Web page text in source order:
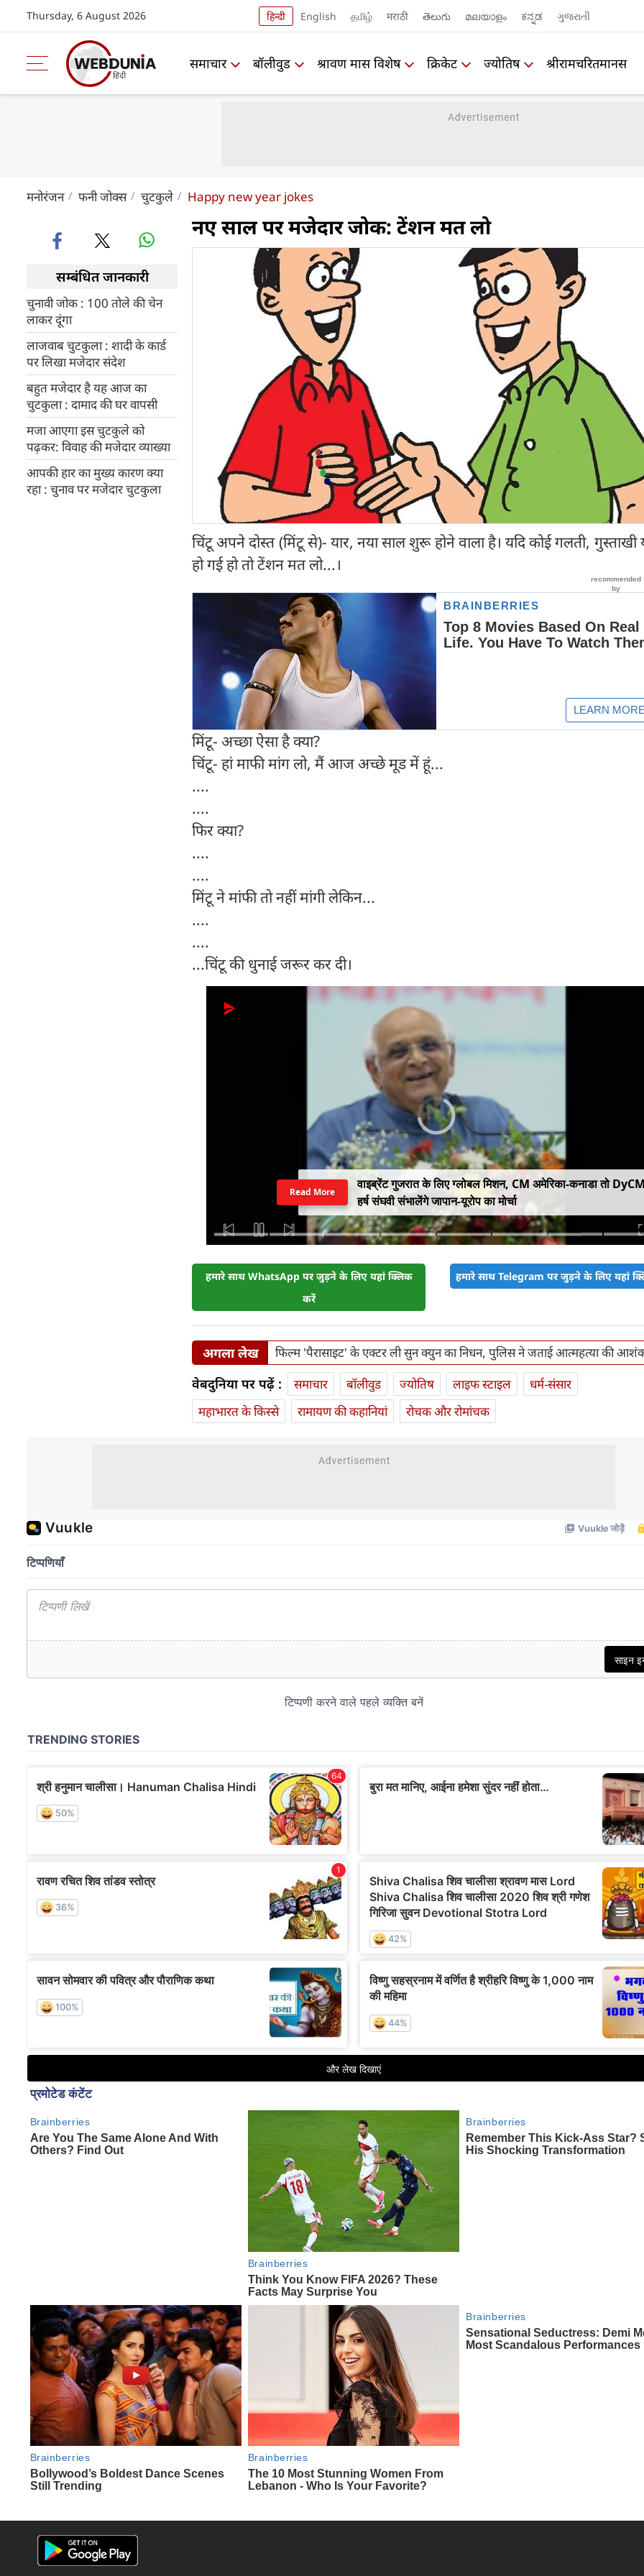
Thursday, 6 August 2026 हिन्दी English தமிழ் मराठी తెలుగు മലയാളം ಕನ್ನಡ ગુજરાતી
समाचार बॉलीवुड श्रावण मास विशेष क्रिकेट ज्योतिष श्रीरामचरितमानस
मनोरंजन फनी जोक्स चुटकुले Happy new year jokes
सम्बंधित जानकारी
चुनावी जोक : 100 तोले की चेन
लाकर दूंगा
लाजवाब चुटकुला : शादी के कार्ड
पर लिखा मजेदार संदेश
बहुत मजेदार है यह आज का
चुटकुला : दामाद की घर वापसी
मजा आएगा इस चुटकुले को
पढ़कर: विवाह की मजेदार व्याख्या
आपकी हार का मुख्य कारण क्या
रहा : चुनाव पर मजेदार चुटकुला
नए साल पर मजेदार जोक: टेंशन मत लो
चिंटू अपने दोस्त (मिंटू से)- यार, नया साल शुरू होने वाला है। यदि कोई गलती, गुस्ताखी
हो गई हो तो टेंशन मत लो...।
मिंटू- अच्छा ऐसा है क्या?
चिंटू- हां माफी मांग लो, मैं आज अच्छे मूड में हूं...
....
....
फिर क्या?
....
....
मिंटू ने मांफी तो नहीं मांगी लेकिन...
....
....
...चिंटू की धुनाई जरूर कर दी।
वाइब्रेंट गुजरात के लिए ग्लोबल मिशन, CM अमेरिका-कनाडा तो DyCM
हर्ष संघवी संभालेंगे जापान-यूरोप का मोर्चा
Read More
हमारे साथ WhatsApp पर जुड़ने के लिए यहां क्लिक
करें
हमारे साथ Telegram पर जुड़ने के लिए यहां
अगला लेख फिल्म 'पैरासाइट' के एक्टर ली सुन क्युन का निधन, पुलिस ने जताई आत्महत्या की
वेबदुनिया पर पढ़ें : समाचार बॉलीवुड ज्योतिष लाइफ स्‍टाइल
धर्म-संसार
महाभारत के किस्से
रामायण की कहानियां रोचक और रोमांचक